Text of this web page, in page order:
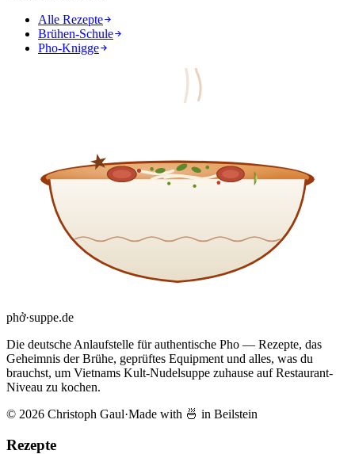
Alle Rezepte
Brühen-Schule
Pho-Knigge
phở·suppe.de
Die deutsche Anlaufstelle für authentische Pho — Rezepte, das
Geheimnis der Brühe, geprüftes Equipment und alles, was du
brauchst, um Vietnams Kult-Nudelsuppe zuhause auf Restaurant-
Niveau zu kochen.
© 2026 Christoph Gaul·Made with 🍜 in Beilstein
Rezepte